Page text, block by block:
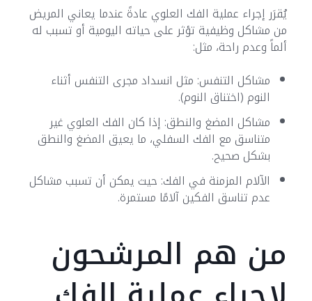
يُقرَر إجراء عملية الفك العلوي عادةً عندما يعاني المريض
من مشاكل وظيفية تؤثر على حياته اليومية أو تسبب له
ألماً وعدم راحة، مثل:
مشاكل التنفس: مثل انسداد مجرى التنفس أثناء
النوم (اختناق النوم).
مشاكل المضغ والنطق: إذا كان الفك العلوي غير
متناسق مع الفك السفلي، ما يعيق المضغ والنطق
بشكل صحيح.
الآلام المزمنة في الفك: حيث يمكن أن تسبب مشاكل
عدم تناسق الفكين آلامًا مستمرة.
من هم المرشحون